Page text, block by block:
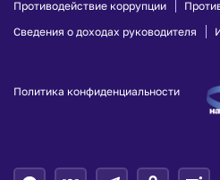
Противодействие коррупции
Сведения о доходах руководителя
Политика конфиденциальности